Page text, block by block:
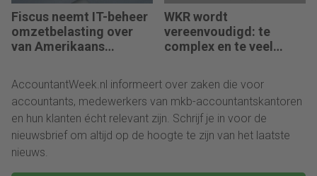
Fiscus neemt IT-beheer
omzetbelasting over
van Amerikaans
WKR wordt
vereenvoudigd: te
complex en te veel
AccountantWeek.nl informeert over zaken die voor
accountants, medewerkers van mkb-accountantskantoren
en hun klanten écht relevant zijn. Schrijf je in voor de
nieuwsbrief om altijd op de hoogte te zijn van het laatste
nieuws.